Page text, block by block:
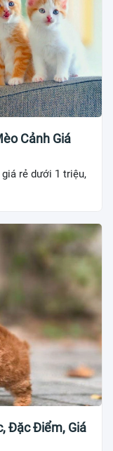
Cảnh Giá
rẻ dưới 1 triệu,
Đặc Điểm, Giá